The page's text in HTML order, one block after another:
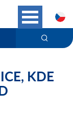
KDE